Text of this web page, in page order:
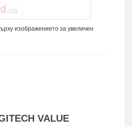
изображението за увеличен
VALUE